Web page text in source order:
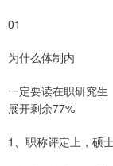
01
为什么体制内
一定要读在职研究生
展开剩余77%
1、职称评定上，硕